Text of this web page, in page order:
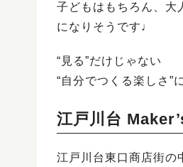
子どもはもちろん、大
になりそうです♩
“見る”だけじゃない
“自分でつくる楽しさ”
江戸川台
江戸川台東口商店街の